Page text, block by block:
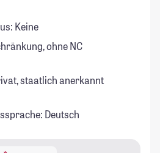
Keine
ohne NC
staatlich anerkannt
Deutsch